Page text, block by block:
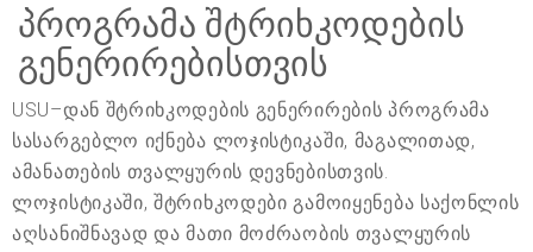
პროგრამა შტრიხკოდების
გენერირებისთვის
USU–დან შტრიხკოდების გენერირების პროგრამა
სასარგებლო იქნება ლოჯისტიკაში, მაგალითად,
ამანათების თვალყურის დევნებისთვის.
ლოჯისტიკაში, შტრიხკოდები გამოიყენება საქონლის
აღსანიშნავად და მათი მოძრაობის თვალყურის